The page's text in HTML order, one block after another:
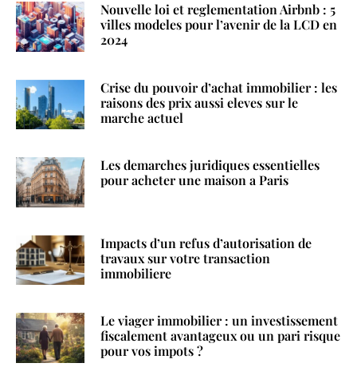
Nouvelle loi et reglementation Airbnb : 5
villes modeles pour l’avenir de la LCD en
2024
Crise du pouvoir d’achat immobilier : les
raisons des prix aussi eleves sur le
marche actuel
Les demarches juridiques essentielles
pour acheter une maison a Paris
Impacts d’un refus d’autorisation de
travaux sur votre transaction
immobiliere
Le viager immobilier : un investissement
fiscalement avantageux ou un pari risque
pour vos impots ?